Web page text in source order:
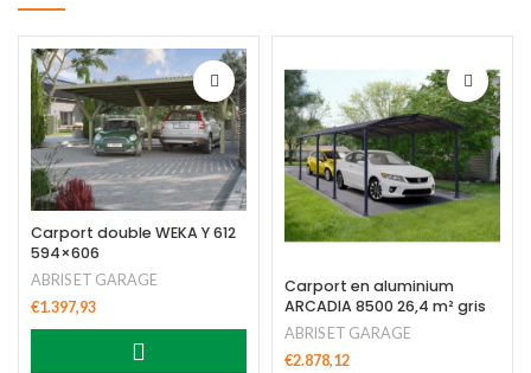
Carport double WEKA Y 612
594×606
ABRIS ET GARAGE
€1.397,93
Carport en aluminium
ARCADIA 8500 26,4 m² gris
ABRIS ET GARAGE
€2.878,12